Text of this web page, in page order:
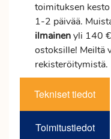
toimituksen
1-2 päivää.
ilmainenyli 140
ostoksille! Meiltä
rekisteröitymistä.
Tekniset tiedot
Toimitustiedot